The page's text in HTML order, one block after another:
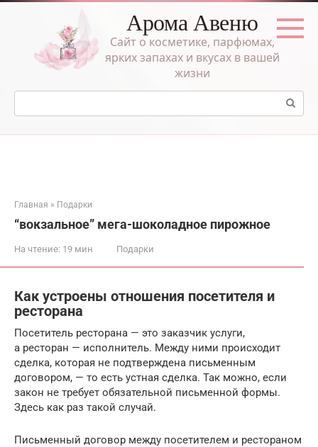
Перейти
Арома Авеню
Сайт о косметике, парфюмах,
ярких запахах и вкусах в вашей
жизни
Поиск:
Главная » Подарки
“вокзальное” мега-шоколадное пирожное
На чтение: 19 мин Подарки
Как устроены отношения посетителя и
ресторана
Посетитель ресторана — это заказчик услуги,
а ресторан — исполнитель. Между ними происходит
сделка, которая не подтверждена письменным
договором, — то есть устная сделка. Так можно, если
закон не требует обязательной письменной формы.
Здесь как раз такой случай.
Письменный договор между посетителем и рестораном